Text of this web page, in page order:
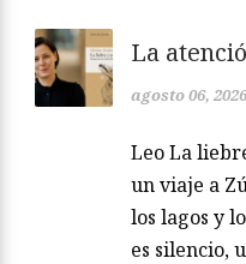
La
agosto 06, 2026
Leo La
un viaje a
los lagos y
es silencio,